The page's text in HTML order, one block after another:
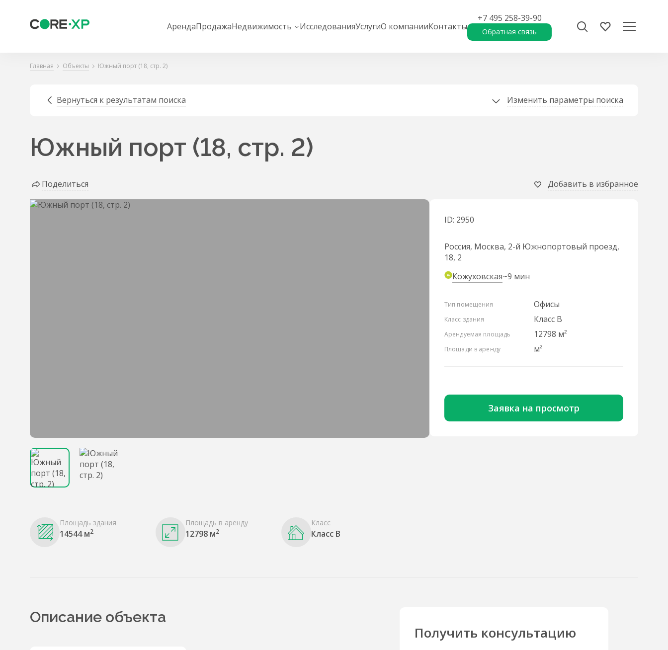
АрендаПродажаНедвижимость ИсследованияУслугиО компанииКонтакты
+7 495 258-39-90
Обратная связь
Главная Объекты Южный порт (18, стр. 2)
Вернуться к результатам поиска Изменить параметры поиска
Южный порт (18, стр. 2)
Поделиться Добавить в избранное
ID: 2950
Россия, Москва, 2-й Южнопортовый проезд,
18, 2
Кожуховская~9 мин
Тип помещения Офисы
Класс здания Класс B
Арендуемая площадь 12798 м²
Площади в аренду м²
Заявка на просмотр
Площадь здания
14544 м2
Площадь в аренду
12798 м2
Класс
Класс B
Описание объекта
Получить консультацию